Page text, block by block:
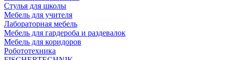
Стулья для школы
Мебель для учителя
Лабораторная мебель
Мебель для гардероба и раздевалок
Мебель для коридоров
Робототехника